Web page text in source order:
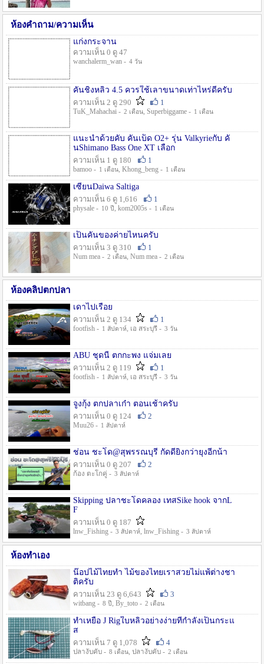
ห้องคำถาม/ความเห็น
แก่งกระจาน
ความเห็น 0 ดู 47
wanchalerm_wan - 4 วัน
คันชิงหลิว 4.5 ควรใช้เลาขนาดเท่าไหร่ดีครับ
ความเห็น 2 ดู 290
1
TuK_Mahachai - 2 เดือน, Superbiggame - 1 เดือน
แนะนำด้วยคับ คันเบ็ด O2+ รุ่น Valkyrieกับ คั
นShimano Bass One XT เลือก
ความเห็น 1 ดู 180
1
bamoo - 1 เดือน, Khong_beng - 1 เดือน
เซียนDaiwa Saltiga
ความเห็น 6 ดู 1,616
1
physale - 10 ปี , kom2005s - 1 เดือน
เป็นคันของค่ายไหนครับ
ความเห็น 3 ดู 310
1
Num mea - 2 เดือน, Num mea - 2 เดือน
ห้องคลิปตกปลา
เดาไปเรื่อย
ความเห็น 2 ดู 134
1
footfish - 1 สัปดาห์, เอ สระบุรี - 3 วัน
ABU ชุดนี้ ตกกะพง แจ่มเลย
ความเห็น 2 ดู 119
1
footfish - 1 สัปดาห์, เอ สระบุรี - 3 วัน
จูงกุ้ง ตกปลาเก๋า ตอนเช้าครับ
ความเห็น 0 ดู 124
2
Muu26 - 1 สัปดาห์
ช่อน ชะโด@สุพรรณบุรี กัดดียิ่งกว่ายุงอีกน้า
ความเห็น 0 ดู 207
2
ก้อง ตะโกคู่ - 3 สัปดาห์
Skipping ปลาชะโดคลอง เทสSike hook จากL
F
ความเห็น 0 ดู 187
lnw_Fishing - 3 สัปดาห์, lnw_Fishing - 3 สัปดาห์
ห้องทำเอง
น๊อปไม้ไทยทำ ไม้ของไทยเราสวยไม่แพ้ต่างชา
ติครับ
ความเห็น 23 ดู 6,643
3
witbang - 8 ปี , By_toto - 2 เดือน
ทำเหยื่อ J Rigใบหลิวอย่างง่ายที่กำลังเป็นกระแ
ส
ความเห็น 7 ดู 1,078
4
ปลางับคับ - 8 เดือน, ปลางับคับ - 2 เดือน